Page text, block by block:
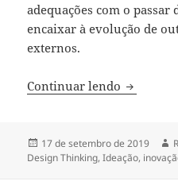
adequações com o
encaixar à evolução de
externos.
Continuar lendo Design
Publicado
em
17 de setembro de 2019
Design Thinking,Ideação,